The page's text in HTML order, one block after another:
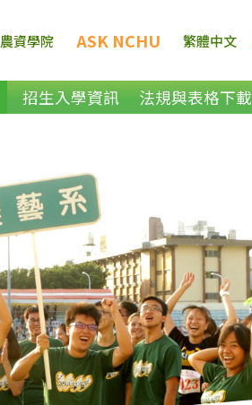
農資學院 ASK NCHU 繁體中文
招生入學資訊 法規與表格下載